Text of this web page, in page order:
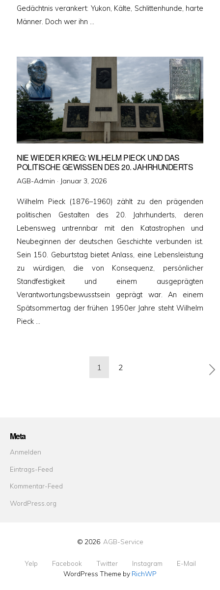
Gedächtnis verankert: Yukon, Kälte, Schlittenhunde, harte
Männer. Doch wer ihn …
NIE WIEDER KRIEG: WILHELM PIECK UND DAS
POLITISCHE GEWISSEN DES 20. JAHRHUNDERTS
AGB-Admin · Veröffentlicht
Januar 3, 2026
Wilhelm Pieck (1876–1960) zählt zu den prägenden
politischen Gestalten des 20. Jahrhunderts, deren
Lebensweg untrennbar mit den Katastrophen und
Neubeginnen der deutschen Geschichte verbunden ist.
Sein 150. Geburtstag bietet Anlass, eine Lebensleistung
zu würdigen, die von Konsequenz, persönlicher
Standfestigkeit und einem ausgeprägten
Verantwortungsbewusstsein geprägt war. An einem
Spätsommertag der frühen 1950er Jahre steht Wilhelm
Pieck …
1 2
Meta
Anmelden
Eintrags-Feed
Kommentar-Feed
WordPress.org
© 2026 AGB-Service
Yelp Facebook Twitter Instagram
E-Mail
WordPress Theme by RichWP